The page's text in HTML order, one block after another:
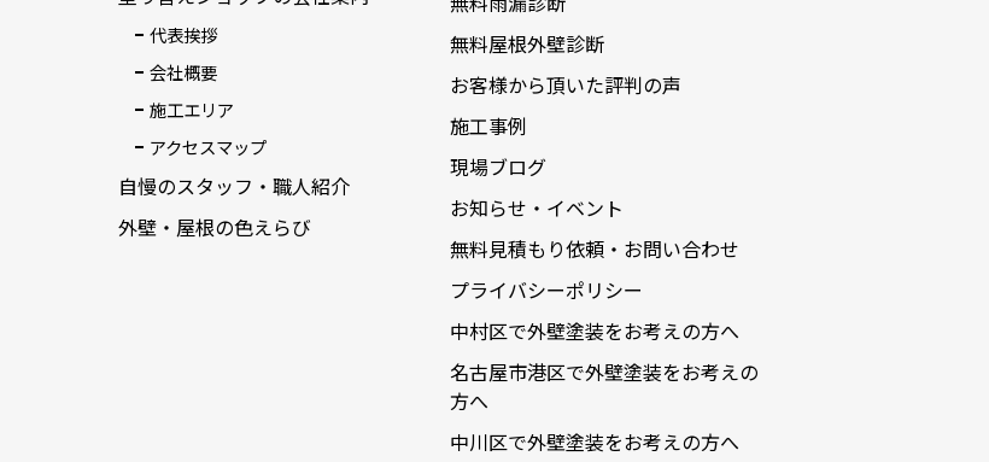
2023-09
2023-08
2023-03
2023-02
2023-01
2022-12
2022-10
代表挨拶
会社概要
施工エリア
アクセスマップ
自慢のスタッフ・職人紹介
外壁・屋根の色えらび
無料屋根外壁診断
お客様から頂いた評判の声
施工事例
現場ブログ
お知らせ・イベント
無料見積もり依頼・お問い合わせ
プライバシーポリシー
中村区で外壁塗装をお考えの方へ
名古屋市港区で外壁塗装をお考えの
方へ
中川区で外壁塗装をお考えの方へ